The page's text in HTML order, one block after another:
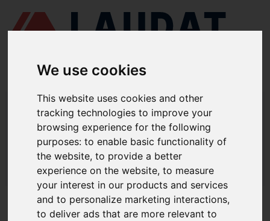
We use cookies
This website uses cookies and other
tracking technologies to improve your
browsing experience for the following
purposes:to enable basic functionality of
the website,to provide a better
experience on the website,to measure
your interest in our products and services
and to personalize marketing interactions,
to deliver ads that are more relevant to
LAUDAT SUPPLY/СУДНОВІ ДВИГУНИ/ YANMAR - Z280
LAUDAT SUPPLY - ЗАПЧАСТИНИ ДЛЯ
YANMAR Z280
LAUDAT SUPPLY /СУДНОВІ ДВИГУНИ/ YANMAR - Z280
ПРО НАС